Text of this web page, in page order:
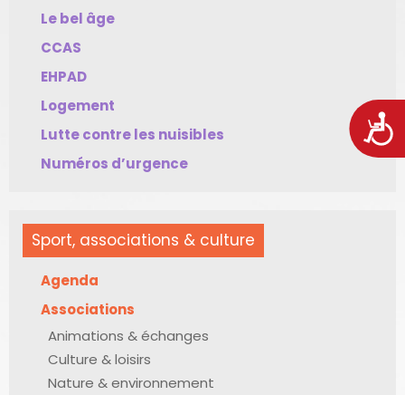
Le bel âge
CCAS
EHPAD
Logement
Lutte contre les nuisibles
Numéros d’urgence
Sport, associations & culture
Agenda
Associations
Animations & échanges
Culture & loisirs
Nature & environnement